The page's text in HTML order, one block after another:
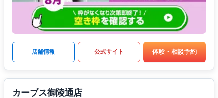
店舗情報 公式サイト 体験・相談予約
カーブス御陵通店